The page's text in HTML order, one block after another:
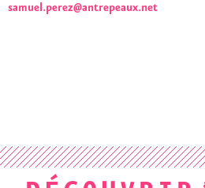
samuel.perez@antrepeaux.net